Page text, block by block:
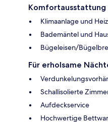
Komfortausstattung
Klimaanlage und
Bademäntel und
Bügeleisen/
Für erholsame
Schallisolierte
Aufdeckservice
Hochwertige